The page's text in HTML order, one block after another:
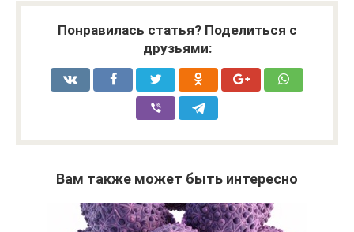
Понравилась статья? Поделиться с
друзьями:
Вам также может быть интересно